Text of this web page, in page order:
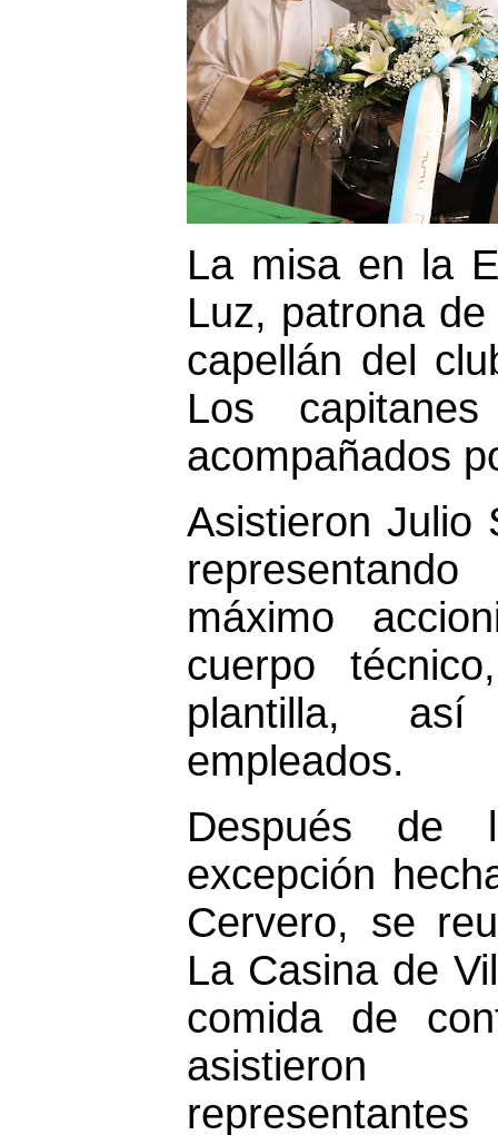
La misa en la
Luz, patrona
capellán del
Los
acompañados
Asistieron Julio
máximo
cuerpo
plantilla,
empleados.
Después de
excepción
Cervero, se
La Casina de
comida de
asistieron